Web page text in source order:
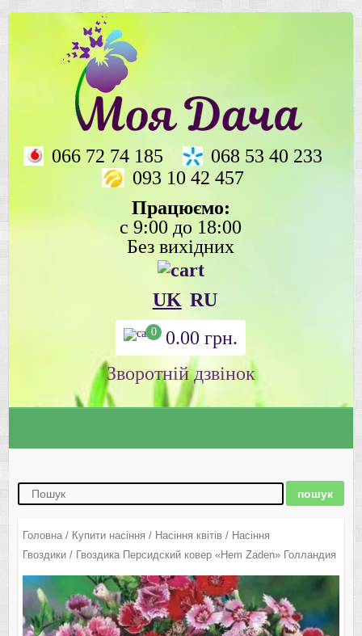
066 72 74 185
068 53 40 233
093 10 42 457
Працюємо:
с 9:00 до 18:00
Без вихідних
UK RU
0 0.00грн.
Зворотній дзвінок
Головна/ Купити насіння / Насіння квітів/ Насіння
Гвоздики/ Гвоздика Персидский ковер «Hem Zaden» Голландия